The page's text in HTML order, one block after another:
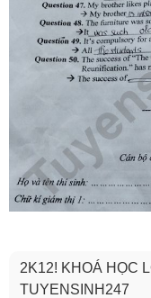
2K12! KHOÁ HỌC
TUYENSINH247